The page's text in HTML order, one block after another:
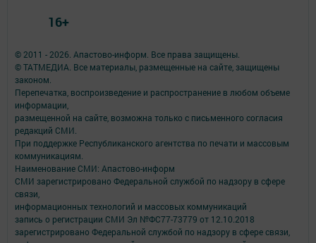
© 2011 - 2026. Апастово-информ. Все права защищены.
© ТАТМЕДИА. Все материалы, размещенные на сайте, защищены
законом.
Перепечатка, воспроизведение и распространение в любом объеме
информации,
размещенной на сайте, возможна только с письменного согласия
редакций СМИ.
При поддержке Республиканского агентства по печати и массовым
коммуникациям.
Наименование СМИ: Апастово-информ
СМИ зарегистрировано Федеральной службой по надзору в сфере
связи,
информационных технологий и массовых коммуникаций
запись о регистрации СМИ Эл №ФС77-73779 от 12.10.2018
зарегистрировано Федеральной службой по надзору в сфере связи,
16+